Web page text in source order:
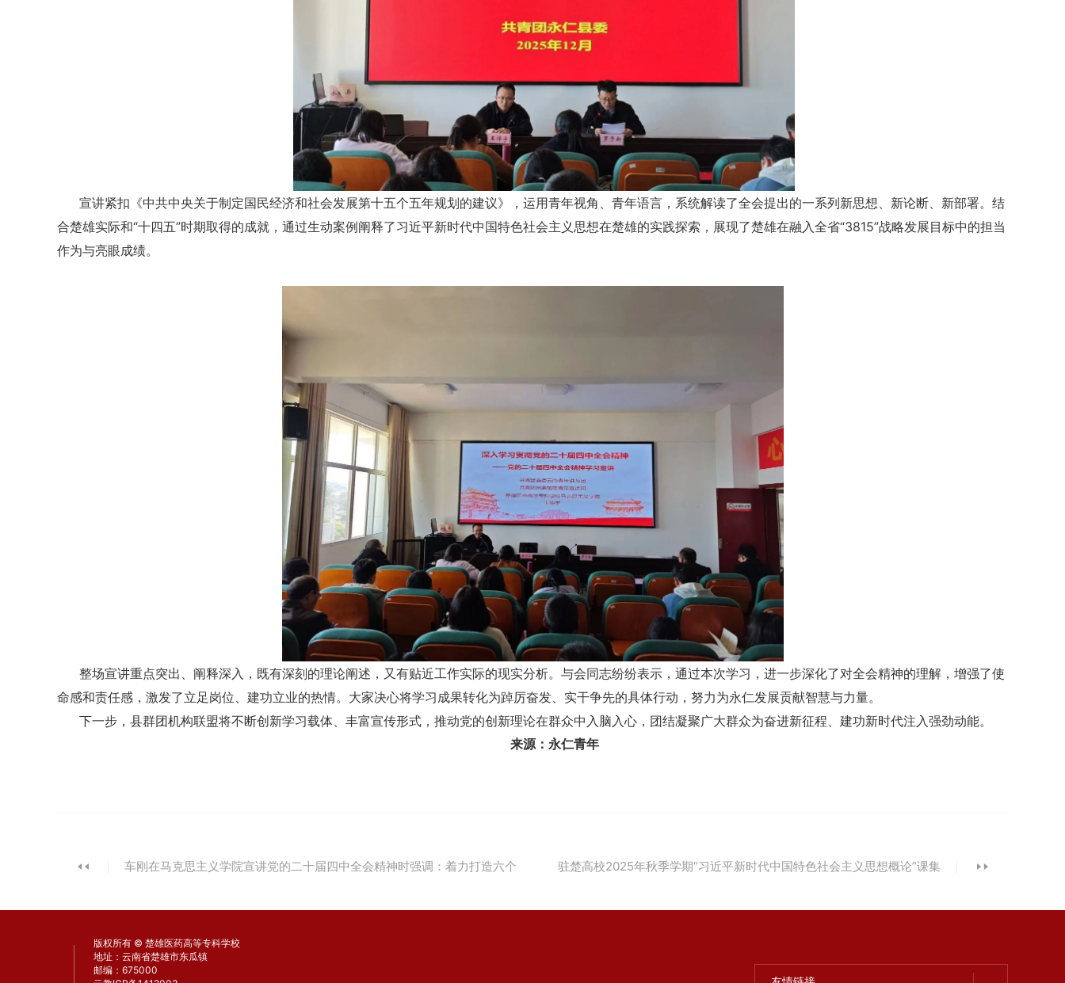
宣讲紧扣《中共中央关于制定国民经济和社会发展第十五个五年规划的建议》，运用青年视角、青年语言，系统解读了全会提出的一系列新思想、新论断、新部署。结
合楚雄实际和“十四五”时期取得的成就，通过生动案例阐释了习近平新时代中国特色社会主义思想在楚雄的实践探索，展现了楚雄在融入全省“3815”战略发展目标中的担当
作为与亮眼成绩。
整场宣讲重点突出、阐释深入，既有深刻的理论阐述，又有贴近工作实际的现实分析。与会同志纷纷表示，通过本次学习，进一步深化了对全会精神的理解，增强了使
命感和责任感，激发了立足岗位、建功立业的热情。大家决心将学习成果转化为踔厉奋发、实干争先的具体行动，努力为永仁发展贡献智慧与力量。
下一步，县群团机构联盟将不断创新学习载体、丰富宣传形式，推动党的创新理论在群众中入脑入心，团结凝聚广大群众为奋进新征程、建功新时代注入强劲动能。
来源：永仁青年
车刚在马克思主义学院宣讲党的二十届四中全会精神时强调：着力打造六个
突出，建设六个过硬的模范学院
驻楚高校2025年秋季学期“习近平新时代中国特色社会主义思想概论”课集
体备课在我校举办
版权所有 © 楚雄医药高等专科学校
地址：云南省楚雄市东瓜镇
邮编：675000